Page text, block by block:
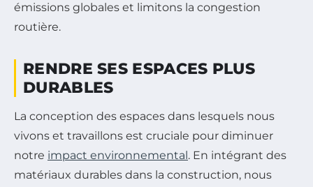
émissions globales et limitons la congestion
routière.
RENDRE SES ESPACES PLUS
DURABLES
La conception des espaces dans lesquels nous
vivons et travaillons est cruciale pour diminuer
notre impact environnemental . En intégrant des
matériaux durables dans la construction, nous